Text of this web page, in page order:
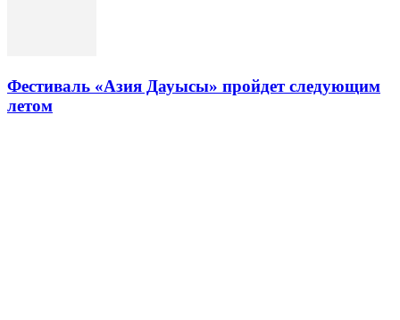
Фестиваль «Азия Дауысы» пройдет следующим
летом